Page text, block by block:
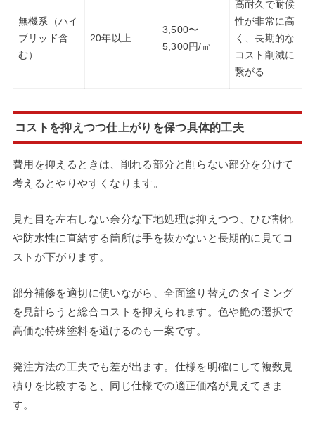
無機系（ハイ
ブリッド含
む）
20年以上
3,500〜
5,300円/㎡
高耐久で耐候
性が非常に高
く、長期的な
コスト削減に
繋がる
コストを抑えつつ仕上がりを保つ具体的工夫
費用を抑えるときは、削れる部分と削らない部分を分けて
考えるとやりやすくなります。
見た目を左右しない余分な下地処理は抑えつつ、ひび割れ
や防水性に直結する箇所は手を抜かないと長期的に見てコ
ストが下がります。
部分補修を適切に使いながら、全面塗り替えのタイミング
を見計らうと総合コストを抑えられます。色や艶の選択で
高価な特殊塗料を避けるのも一案です。
発注方法の工夫でも差が出ます。仕様を明確にして複数見
積りを比較すると、同じ仕様での適正価格が見えてきま
す。